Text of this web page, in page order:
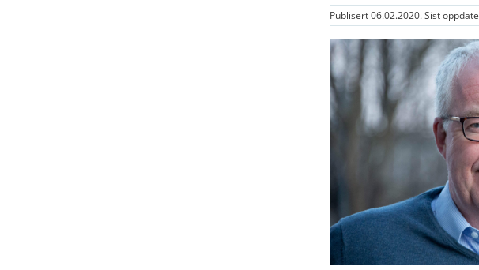
Publisert 06.02.2020. Sist